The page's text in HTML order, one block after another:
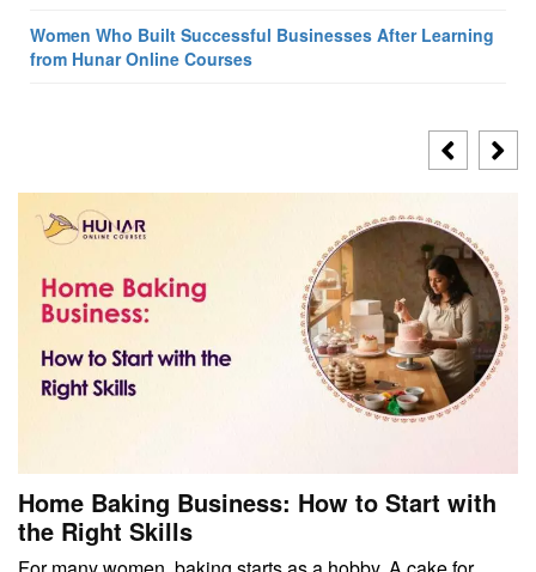
Women Who Built Successful Businesses After Learning
from Hunar Online Courses
Home Baking Business: How to Start with
the Right Skills